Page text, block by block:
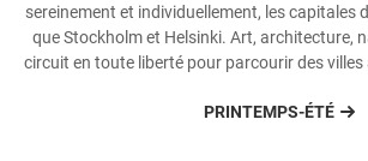
sereinement et individuellement, les capitales
que Stockholm et Helsinki. Art, architecture,
circuit en toute liberté pour parcourir des villes
PRINTEMPS-ÉTÉ